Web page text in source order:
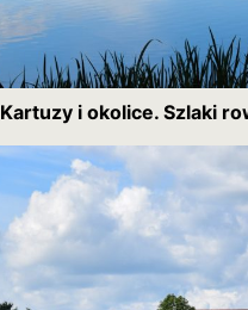
Kartuzy i okolice. Szlaki